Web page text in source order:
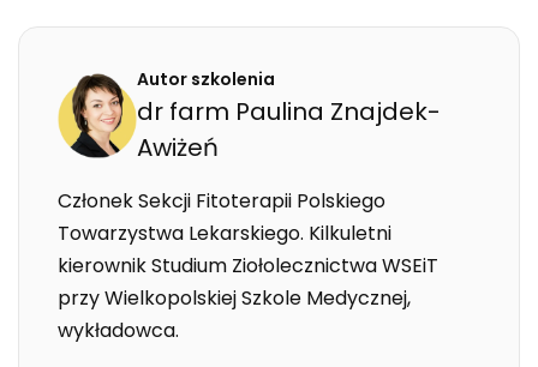
Autor szkolenia
dr farm Paulina Znajdek-
Awiżeń
Członek Sekcji Fitoterapii Polskiego
Towarzystwa Lekarskiego. Kilkuletni
kierownik Studium Ziołolecznictwa WSEiT
przy Wielkopolskiej Szkole Medycznej,
wykładowca.